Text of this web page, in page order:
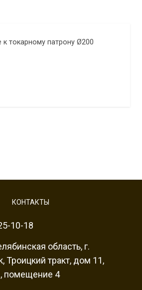
к токарному патрону Ø200
КОНТАКТЫ
10-18
область, г.
Троицкий тракт, дом 11,
помещение 4